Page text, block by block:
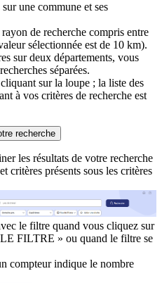
une commune et ses
de recherche compris entre
sélectionnée est de 10 km).
sur deux départements, vous
séparées.
sur la loupe ; la liste des
à vos critères de recherche est
recherche
les résultats de votre recherche
critères présents sous les critères
le filtre quand vous cliquez sur
FILTRE » ou quand le filtre se
compteur indique le nombre